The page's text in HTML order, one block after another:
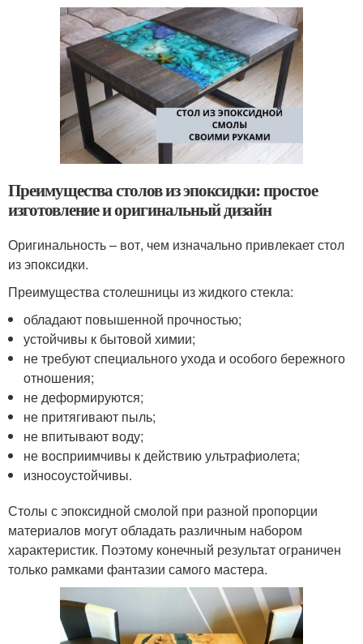
Преимущества столов из эпоксидки: простое
изготовление и оригинальный дизайн
Оригинальность – вот, чем изначально привлекает стол
из эпоксидки.
Преимущества столешницы из жидкого стекла:
обладают повышенной прочностью;
устойчивы к бытовой химии;
не требуют специального ухода и особого бережного
отношения;
не деформируются;
не притягивают пыль;
не впитывают воду;
не восприимчивы к действию ультрафиолета;
износоустойчивы.
Столы с эпоксидной смолой при разной пропорции
материалов могут обладать различным набором
характеристик. Поэтому конечный результат ограничен
только рамками фантазии самого мастера.